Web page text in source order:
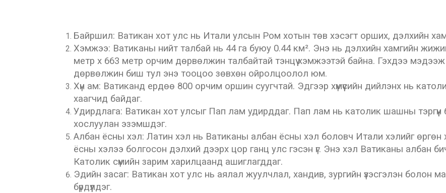
Байршил: Ватикан хот улс нь Итали улсын Ром хотын төв хэсэгт орших, дэлхийн
Хэмжээ: Ватиканы нийт талбай нь 44 га буюу 0.44 км². Энэ нь дэлхийн хамгийн
метр x 663 метр орчим дөрвөлжин талбайтай тэнцүү хэмжээтэй байна. Гэхдээ
дөрвөлжин биш тул энэ тооцоо зөвхөн ойролцоолол юм.
Хүн ам: Ватиканд ердөө 800 орчим оршин суугчтай. Эдгээр хүмүүсийн дийлэнх нь
хаагчид байдаг.
Удирдлага: Ватикан хот улсыг Пап лам удирддаг. Пап лам нь католик шашны
хослуулан эзэмшдэг.
Албан ёсны хэл: Латин хэл нь Ватиканы албан ёсны хэл боловч Итали хэлийг өргөн
ёсны хэлээ болгосон дэлхий дээрх цор ганц улс гэсэн үг. Энэ хэл Ватиканы албан
Католик сүмийн зарим харилцаанд ашиглагддаг.
Эдийн засаг: Ватикан хот улс нь аялал жуулчлал, хандив, зургийн үзэсгэлэн болон
бүрдүүлдэг.